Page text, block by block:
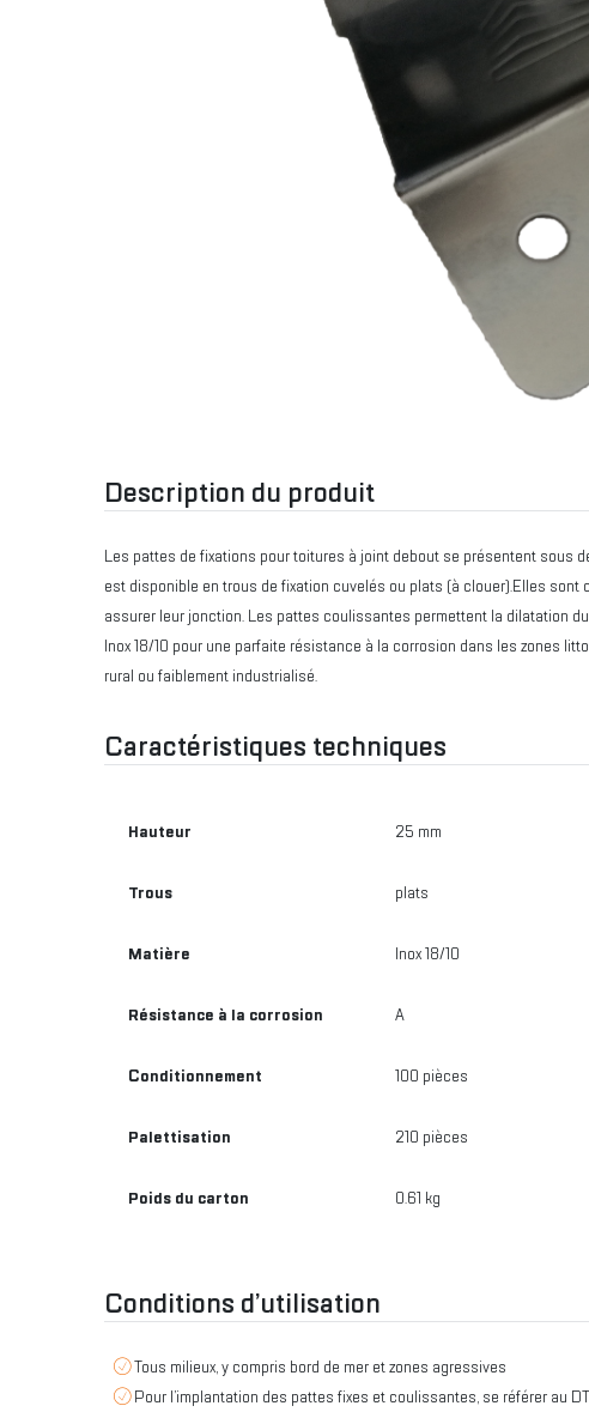
Description du produit
Les pattes de fixations pour toitures à joint debout se présentent sous
est disponible en trous de fixation cuvelés ou plats (à clouer).Elles
assurer leur jonction. Les pattes coulissantes permettent la dilatation
Inox 18/10 pour une parfaite résistance à la corrosion dans les zones
rural ou faiblement industrialisé.
Caractéristiques techniques
Hauteur 25 mm
Trous plats
Matière Inox 18/10
Résistance à la corrosion A
Conditionnement 100 pièces
Palettisation 210 pièces
Poids du carton 0.61 kg
Conditions d’utilisation
Tous milieux, y compris bord de mer et zones agressives
Pour l’implantation des pattes fixes et coulissantes, se référer au